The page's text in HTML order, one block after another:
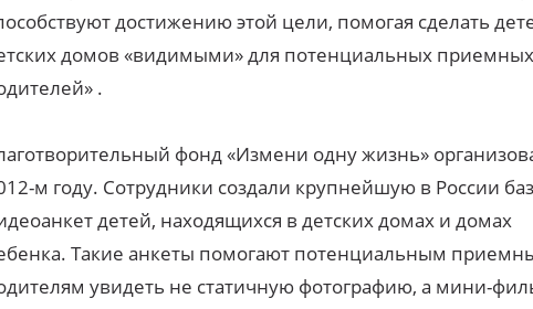
достижению этой цели, помогая сделать
домов «видимыми» для потенциальных приемных
» .
фонд «Измени одну жизнь»
м году. Сотрудники создали крупнейшую в России
детей, находящихся в детских домах и домах
Такие анкеты помогают потенциальным
увидеть не статичную фотографию, а мини-